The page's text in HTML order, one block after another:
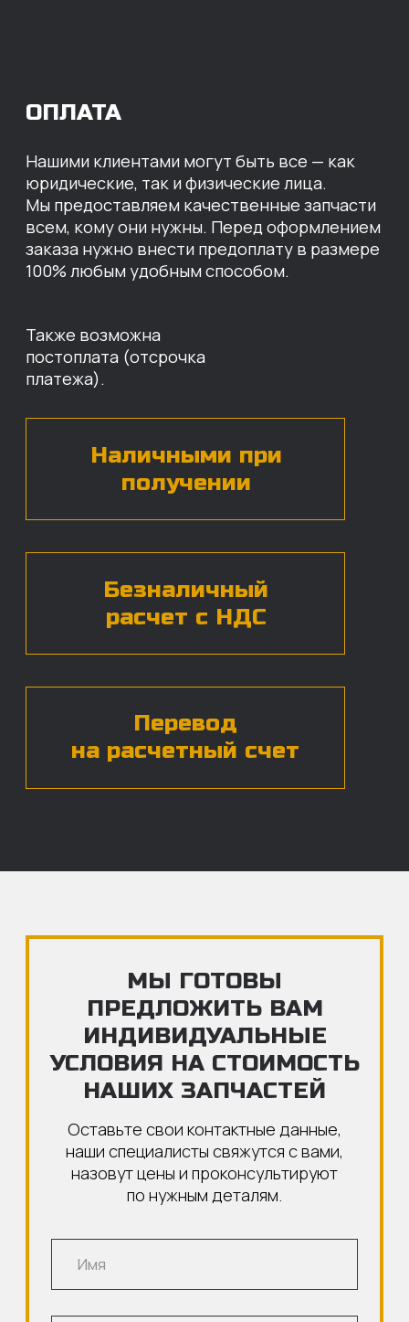
МЫ ГОТОВЫ
ИНДИВИДУАЛЬНЫЕ
УСЛОВИЯ НА СТОИМОСТЬ
НАШИХ ЗАПЧАСТЕЙ
Оставьте свои контактные данные,
наши специалисты свяжутся с вами,
назовут цены и проконсультируют
по нужным деталям.
Нажимая на кнопку, вы даете согласие наобработку
персональных данных*
ЧАСТЫЕ ВОПРОСЫ